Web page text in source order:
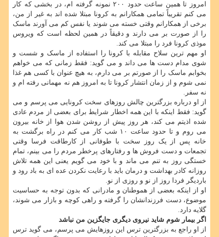
امروز تا همین ساعت حدود ۲۰۰ نمونه گرفته ام، در بخشی که کار
می کنم تقریباً تمامی همکارانم به کرونا مبتلا شده اند به غیر از من،
برخی از همکارانم وقتی خسته می شوند یا نفس کم می آورند ماسک
را از صورت بر می دارند و دقیقاً در همین لحظه است که ویروس
موذی کرونا فرد را مبتلا می کند.
او مهم ترین سلاح مقابله با کرونا را استفاده از ماسک و شست و
شوی مدام دست ها می داند و می گوید: فقط زمانی که می خواهم
بخوابم ماسک را از صورتم بر می دارم، به هیچ عنوان با کسی هم غذا
نمی شوم و از زمان انتشار کرونا تا به امروز هم نه مهمانی رفته ام و
نه سفر.
از او درباره بزرگترین چالش روزهای سخت کرونایی می پرسم و می
گوید: فقط اینکه با این همه اخطار شرایط برای بعضی از مردم عادی
شده اذیتم می کند، هر روز پیش از روشن شدن هوا از خانه بیرون
می روم و تا حدود ساعت ۱۰ شب کار می کنم در راه برگشت به
خانه پس از یک روز سخت با طوفانی از کارطاقت فرسا وقتی
تجمعات و دست فروش ها و رفتارهای پرخطر مردم را می بینم، تمام
خستگی روز به تنم می ماند و با خود می گویم یعنی این همه تلاش
روزانه کادر بهداشت و درمان باید با رعایت نکردن عده ای به باد رود و
باردیگر فردا روز از نو و روزی از نو.
او از اینکه بعضی از هموطنان و مادرانی که بدون توجه به حساسیت
موضوع، دست فرزندانشان را گرفته و راهی کوچه و بازار می شوند،
گلایه دارد.
اگر بیمار شوم شاید نیروی دیگری جایگزین من نباشد
از او راجع به بزرگترین ترس این روزهایش می پرسم، می گوید ترس